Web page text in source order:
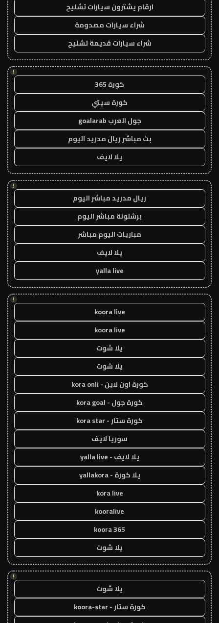
ارقام يشترون سيارات تشليح
شراء سيارات مصدومة
شراء سيارات قديمة تشليح
!
كورة 365
كورة سيتي
جول العرب goalarab
بث مباشر ريال مدريد اليوم
يلا لايف
!
ريال مدريد مباشر اليوم
برشلونة مباشر اليوم
مباريات اليوم مباشر
يلا لايف
yalla live
!
koora live
koora live
يلا شوت
يلا شوت
كورة اون لاين - kora onli
كورة جول - kora goal
كورة ستار - kora star
سوريا لايف
يلا لايف - yalla live
يلا كورة - yallakora
kora live
kooralive
koora 365
يلا شوت
!
يلا شوت
كورة ستار - koora-star